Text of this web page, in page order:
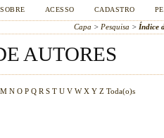
SOBRE ACESSO CADASTRO
Capa > Pesquisa > Índice
AUTORES
M N O P Q R S T U V W X Y Z Toda(o)s